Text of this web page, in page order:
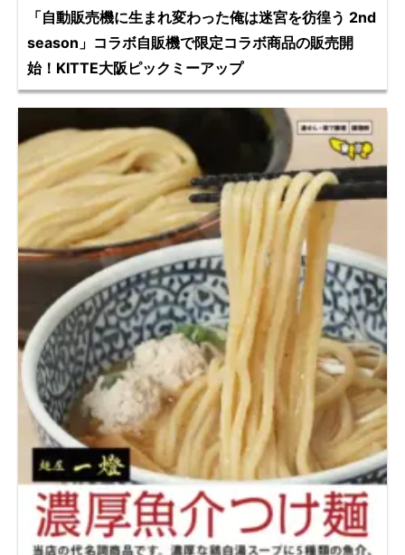
「自動販売機に生まれ変わった俺は迷宮を彷徨う 2nd
season」コラボ自販機で限定コラボ商品の販売開
始！KITTE大阪ピックミーアップ